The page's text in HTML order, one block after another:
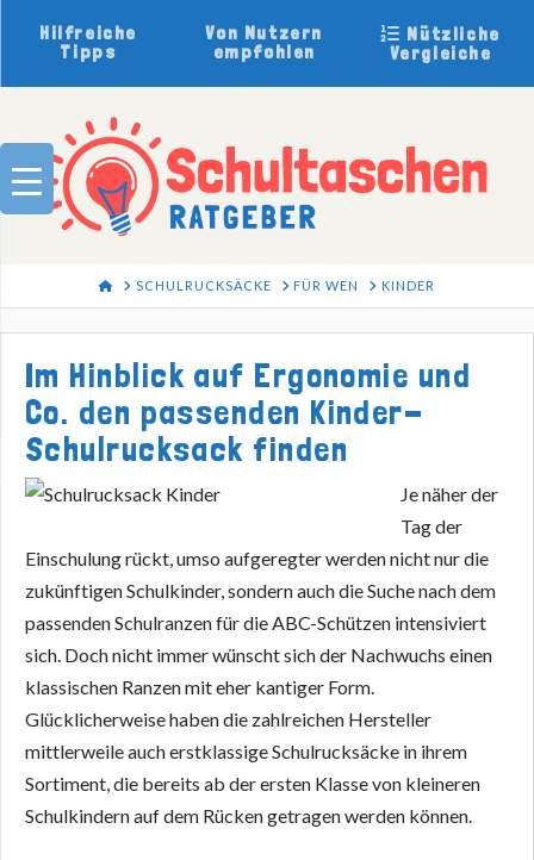
Hilfreiche
Tipps
Von Nutzern
empfohlen
Nützliche
Vergleiche
HOMESCHULRUCKSÄCKE FÜR WEN KINDER
Im Hinblick auf Ergonomie und
Co. den passenden Kinder-
Schulrucksack finden
Je näher der
Tag der
Einschulung rückt, umso aufgeregter werden nicht nur die
zukünftigen Schulkinder, sondern auch die Suche nach dem
passenden Schulranzen für die ABC-Schützen intensiviert
sich. Doch nicht immer wünscht sich der Nachwuchs einen
klassischen Ranzen mit eher kantiger Form.
Glücklicherweise haben die zahlreichen Hersteller
mittlerweile auch erstklassige Schulrucksäcke in ihrem
Sortiment, die bereits ab der ersten Klasse von kleineren
Schulkindern auf dem Rücken getragen werden können.